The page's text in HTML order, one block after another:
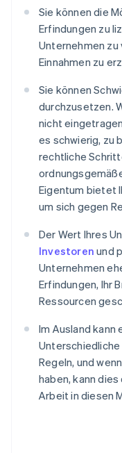
Sie können die
Erfindungen zu
Unternehmen
Einnahmen zu
Sie können
durchzusetzen.
nicht
es schwierig, zu
rechtliche
Eigentum bietet
um sich gegen
Der Wert Ihres
Investoren und
Unternehmen
Erfindungen, Ihr
Ressourcen
Im Ausland kann
Regeln, und
haben, kann
Arbeit in diesen